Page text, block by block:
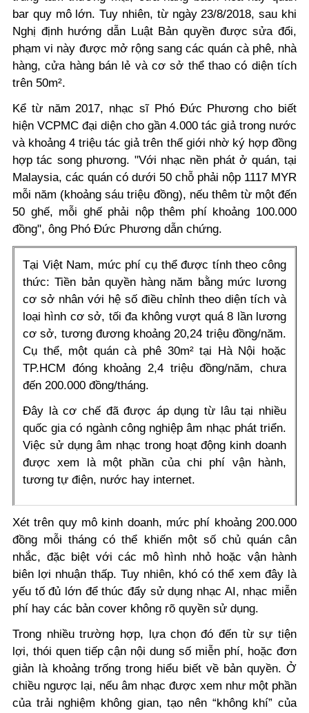
bar quy mô lớn. Tuy nhiên, từ ngày 23/8/2018, sau khi
Nghị định hướng dẫn Luật Bản quyền được sửa đổi,
phạm vi này được mở rộng sang các quán cà phê, nhà
hàng, cửa hàng bán lẻ và cơ sở thể thao có diện tích
trên 50m².
Kể từ năm 2017, nhạc sĩ Phó Đức Phương cho biết
hiện VCPMC đại diện cho gần 4.000 tác giả trong nước
và khoảng 4 triệu tác giả trên thế giới nhờ ký hợp đồng
hợp tác song phương. "Với nhạc nền phát ở quán, tại
Malaysia, các quán có dưới 50 chỗ phải nộp 1117 MYR
mỗi năm (khoảng sáu triệu đồng), nếu thêm từ một đến
50 ghế, mỗi ghế phải nộp thêm phí khoảng 100.000
đồng", ông Phó Đức Phương dẫn chứng.
Tại Việt Nam, mức phí cụ thể được tính theo công
thức: Tiền bản quyền hàng năm bằng mức lương
cơ sở nhân với hệ số điều chỉnh theo diện tích và
loại hình cơ sở, tối đa không vượt quá 8 lần lương
cơ sở, tương đương khoảng 20,24 triệu đồng/năm.
Cụ thể, một quán cà phê 30m² tại Hà Nội hoặc
TP.HCM đóng khoảng 2,4 triệu đồng/năm, chưa
đến 200.000 đồng/tháng.
Đây là cơ chế đã được áp dụng từ lâu tại nhiều
quốc gia có ngành công nghiệp âm nhạc phát triển.
Việc sử dụng âm nhạc trong hoạt động kinh doanh
được xem là một phần của chi phí vận hành,
tương tự điện, nước hay internet.
Xét trên quy mô kinh doanh, mức phí khoảng 200.000
đồng mỗi tháng có thể khiến một số chủ quán cân
nhắc, đặc biệt với các mô hình nhỏ hoặc vận hành
biên lợi nhuận thấp. Tuy nhiên, khó có thể xem đây là
yếu tố đủ lớn để thúc đẩy sử dụng nhạc AI, nhạc miễn
phí hay các bản cover không rõ quyền sử dụng.
Trong nhiều trường hợp, lựa chọn đó đến từ sự tiện
lợi, thói quen tiếp cận nội dung số miễn phí, hoặc đơn
giản là khoảng trống trong hiểu biết về bản quyền. Ở
chiều ngược lại, nếu âm nhạc được xem như một phần
của trải nghiệm không gian, tạo nên “không khí” của